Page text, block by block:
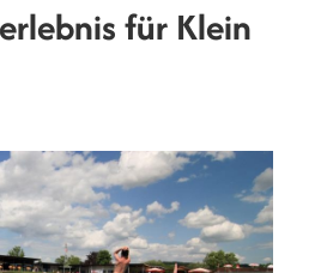
für Klein